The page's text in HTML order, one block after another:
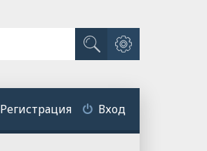
Поиск
Расширенный поиск
Вход
Регистрация